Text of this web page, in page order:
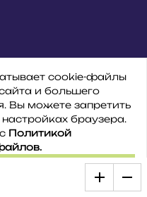
cookie-файлы
и большего
Вы можете запретить
браузера.
Политикой